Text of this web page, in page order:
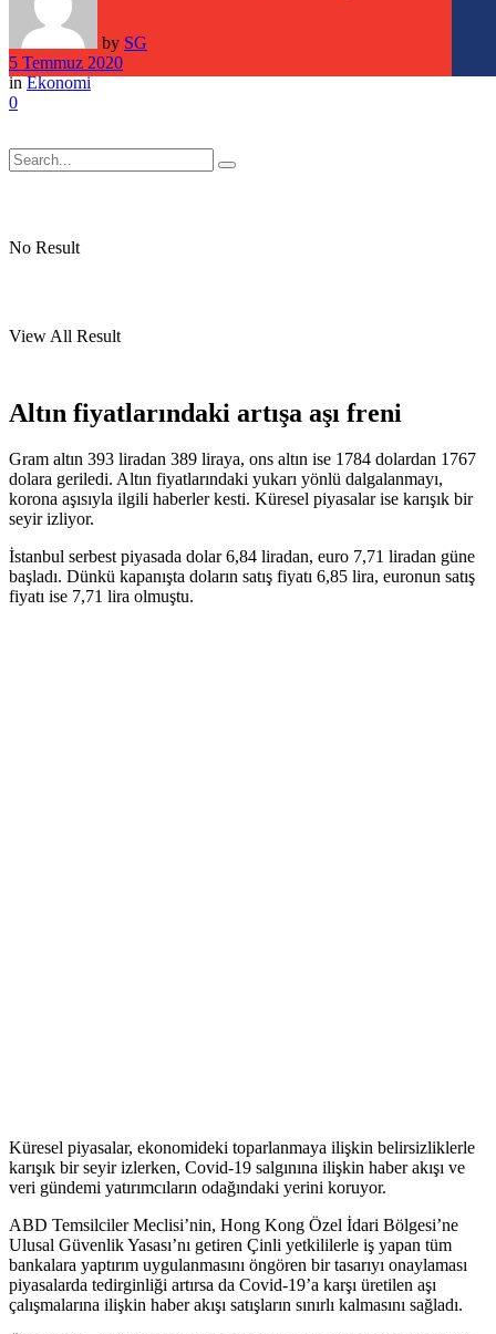
No Result
View All Result
by SG
5 Temmuz 2020
in Ekonomi
0
Altın fiyatlarındaki artışa aşı freni
Gram altın 393 liradan 389 liraya, ons altın ise 1784 dolardan 1767
dolara geriledi. Altın fiyatlarındaki yukarı yönlü dalgalanmayı,
korona aşısıyla ilgili haberler kesti. Küresel piyasalar ise karışık bir
seyir izliyor.
İstanbul serbest piyasada dolar 6,84 liradan, euro 7,71 liradan güne
başladı. Dünkü kapanışta doların satış fiyatı 6,85 lira, euronun satış
fiyatı ise 7,71 lira olmuştu.
Küresel piyasalar, ekonomideki toparlanmaya ilişkin belirsizliklerle
karışık bir seyir izlerken, Covid-19 salgınına ilişkin haber akışı ve
veri gündemi yatırımcıların odağındaki yerini koruyor.
ABD Temsilciler Meclisi’nin, Hong Kong Özel İdari Bölgesi’ne
Ulusal Güvenlik Yasası’nı getiren Çinli yetkililerle iş yapan tüm
bankalara yaptırım uygulanmasını öngören bir tasarıyı onaylaması
piyasalarda tedirginliği artırsa da Covid-19’a karşı üretilen aşı
çalışmalarına ilişkin haber akışı satışların sınırlı kalmasını sağladı.